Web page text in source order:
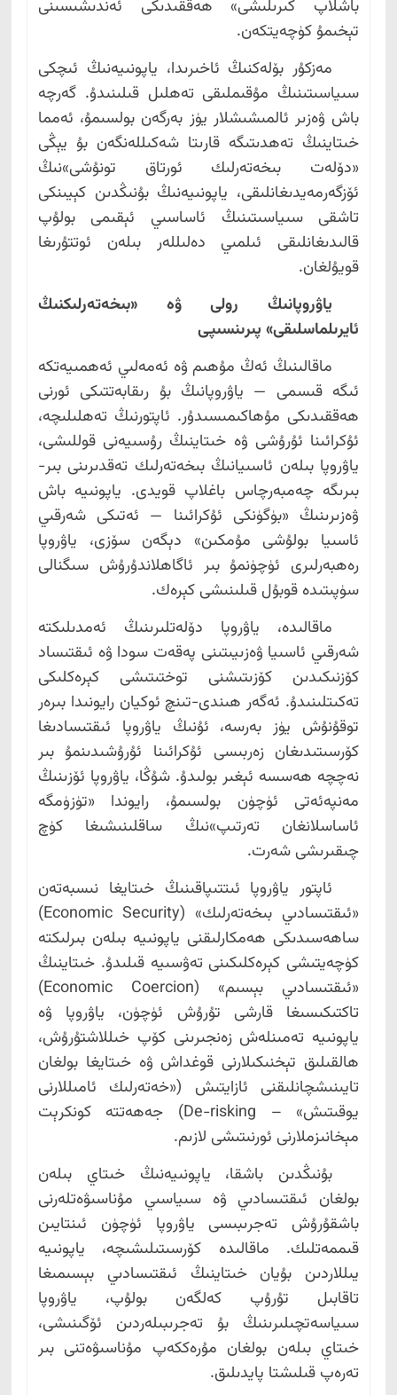
باشلاپ كىرىلىشى» ھەققىدىكى ئەندىشىسىنى
تېخىمۇ كۈچەيتكەن.
مەزكۇر بۆلەكنىڭ ئاخىرىدا، ياپونىيەنىڭ ئىچكى
سىياسىتىنىڭ مۇقىملىقى تەھلىل قىلىنىدۇ. گەرچە
باش ۋەزىر ئالمىشىشلار يۈز بەرگەن بولسىمۇ، ئەمما
خىتاينىڭ تەھدىتىگە قارىتا شەكىللەنگەن بۇ يېڭى
«دۆلەت بىخەتەرلىك ئورتاق تونۇشى»نىڭ
ئۆزگەرمەيدىغانلىقى، ياپونىيەنىڭ بۇنىڭدىن كېيىنكى
تاشقى سىياسىتىنىڭ ئاساسىي ئېقىمى بولۇپ
قالىدىغانلىقى ئىلمىي دەلىللەر بىلەن ئوتتۇرىغا
قويۇلغان.
ياۋروپانىڭ رولى ۋە «بىخەتەرلىكنىڭ
ئايرىلماسلىقى» پىرىنسىپى
ماقالىنىڭ ئەڭ مۇھىم ۋە ئەمەلىي ئەھمىيەتكە
ئىگە قىسمى — ياۋروپانىڭ بۇ رىقابەتتىكى ئورنى
ھەققىدىكى مۇھاكىمىسىدۇر. ئاپتورنىڭ تەھلىلىچە،
ئۇكرائىنا ئۇرۇشى ۋە خىتاينىڭ رۇسىيەنى قوللىشى،
ياۋروپا بىلەن ئاسىيانىڭ بىخەتەرلىك تەقدىرىنى بىر-
بىرىگە چەمبەرچاس باغلاپ قويدى. ياپونىيە باش
ۋەزىرىنىڭ «بۈگۈنكى ئۇكرائىنا — ئەتىكى شەرقىي
ئاسىيا بولۇشى مۇمكىن» دېگەن سۆزى، ياۋروپا
رەھبەرلىرى ئۈچۈنمۇ بىر ئاگاھلاندۇرۇش سىگنالى
سۈپىتىدە قوبۇل قىلىنىشى كېرەك.
ماقالىدە، ياۋروپا دۆلەتلىرىنىڭ ئەمدىلىكتە
شەرقىي ئاسىيا ۋەزىيىتىنى پەقەت سودا ۋە ئىقتىساد
كۆزنىكىدىن كۆزىتىشنى توختىتىشى كېرەكلىكى
تەكىتلىنىدۇ. ئەگەر ھىندى-تىنچ ئوكيان رايونىدا بىرەر
توقۇنۇش يۈز بەرسە، ئۇنىڭ ياۋروپا ئىقتىسادىغا
كۆرسىتىدىغان زەربىسى ئۇكرائىنا ئۇرۇشىدىنمۇ بىر
نەچچە ھەسسە ئېغىر بولىدۇ. شۇڭا، ياۋروپا ئۆزىنىڭ
مەنپەئەتى ئۈچۈن بولسىمۇ، رايوندا «تۈزۈمگە
ئاساسلانغان تەرتىپ»نىڭ ساقلىنىشىغا كۈچ
چىقىرىشى شەرت.
ئاپتور ياۋروپا ئىتتىپاقىنىڭ خىتايغا نىسبەتەن
«ئىقتىسادىي بىخەتەرلىك» (Economic Security)
ساھەسىدىكى ھەمكارلىقنى ياپونىيە بىلەن بىرلىكتە
كۈچەيتىشى كېرەكلىكىنى تەۋسىيە قىلىدۇ. خىتاينىڭ
«ئىقتىسادىي بېسىم» (Economic Coercion)
تاكتىكىسىغا قارشى تۇرۇش ئۈچۈن، ياۋروپا ۋە
ياپونىيە تەمىنلەش زەنجىرىنى كۆپ خىللاشتۇرۇش،
ھالقىلىق تېخنىكىلارنى قوغداش ۋە خىتايغا بولغان
تايىنىشچانلىقنى ئازايتىش («خەتەرلىك ئامىللارنى
يوقىتىش» – De-risking) جەھەتتە كونكرېت
مېخانىزملارنى ئورنىتىشى لازىم.
بۇنىڭدىن باشقا، ياپونىيەنىڭ خىتاي بىلەن
بولغان ئىقتىسادىي ۋە سىياسىي مۇناسىۋەتلەرنى
باشقۇرۇش تەجرىبىسى ياۋروپا ئۈچۈن ئىنتايىن
قىممەتلىك. ماقالىدە كۆرسىتىلىشىچە، ياپونىيە
يىللاردىن بۇيان خىتاينىڭ ئىقتىسادىي بېسىمىغا
تاقابىل تۇرۇپ كەلگەن بولۇپ، ياۋروپا
سىياسەتچىلىرىنىڭ بۇ تەجرىبىلەردىن ئۆگىنىشى،
خىتاي بىلەن بولغان مۇرەككەپ مۇناسىۋەتنى بىر
تەرەپ قىلىشتا پايدىلىق.